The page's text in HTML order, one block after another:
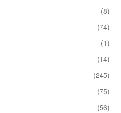
(8)
(74)
(1)
(14)
(245)
(75)
(56)